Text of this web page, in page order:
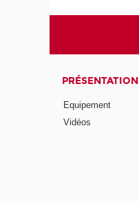
PRÉSENTATION
Equipement
Vidéos